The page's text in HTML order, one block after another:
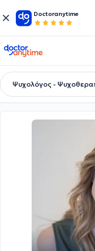
Doctoranytime
doctoranytime
Ψυχολόγος -